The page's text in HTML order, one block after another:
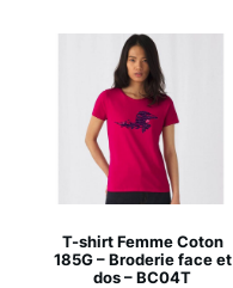
T-shirt Femme Coton
185G – Broderie face et
dos – BC04T